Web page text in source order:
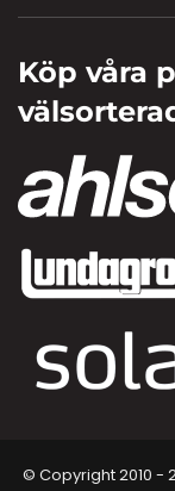
Köp våra
© Copyright 2010 -